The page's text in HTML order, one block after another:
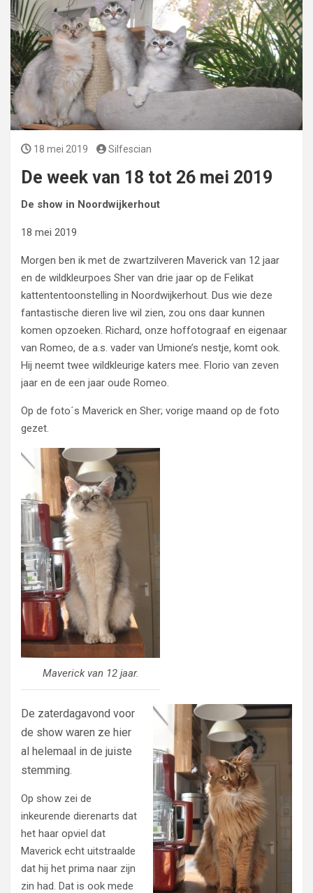
18 mei 2019 Silfescian
De week van 18 tot 26 mei 2019
De show in Noordwijkerhout
18 mei 2019
Morgen ben ik met de zwartzilveren Maverick van 12 jaar
en de wildkleurpoes Sher van drie jaar op de Felikat
kattententoonstelling in Noordwijkerhout. Dus wie deze
fantastische dieren live wil zien, zou ons daar kunnen
komen opzoeken. Richard, onze hoffotograaf en eigenaar
van Romeo, de a.s. vader van Umione’s nestje, komt ook.
Hij neemt twee wildkleurige katers mee. Florio van zeven
jaar en de een jaar oude Romeo.
Op de foto´s Maverick en Sher; vorige maand op de foto
gezet.
Maverick van 12 jaar.
De zaterdagavond voor
de show waren ze hier
al helemaal in de juiste
stemming.
Op show zei de
inkeurende dierenarts dat
het haar opviel dat
Maverick echt uitstraalde
dat hij het prima naar zijn
zin had. Dat is ook mede